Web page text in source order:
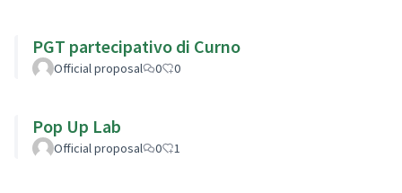
PGT partecipativo di Curno
Official proposal 0 0
Pop Up Lab
Official proposal 0 1